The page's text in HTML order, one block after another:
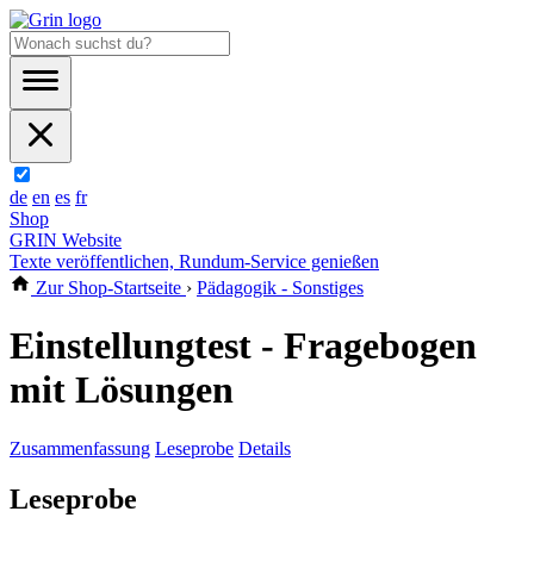
de en es fr
Shop
GRIN Website
Texte veröffentlichen, Rundum-Service genießen
Zur Shop-Startseite › Pädagogik - Sonstiges
Einstellungtest - Fragebogen
mit Lösungen
Zusammenfassung Leseprobe Details
Leseprobe